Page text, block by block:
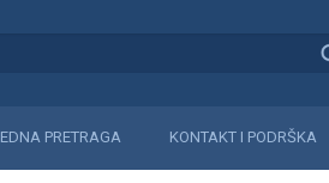
PRETRAGA KONTAKT I PODRŠKA